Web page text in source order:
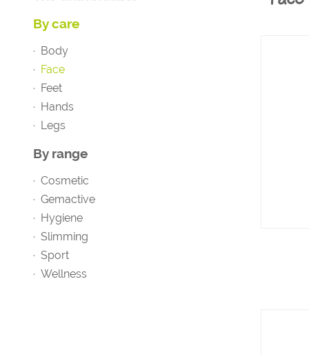
By care
Body
Face
Feet
Hands
Legs
By range
Cosmetic
Gemactive
Hygiene
Slimming
Sport
Wellness